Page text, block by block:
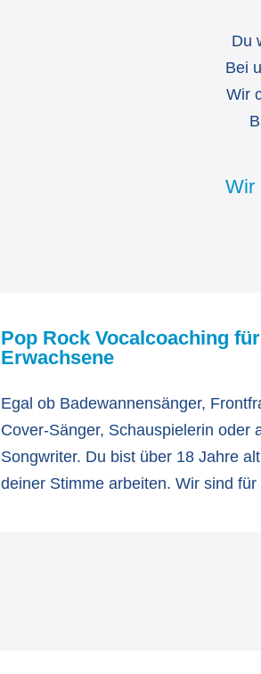
Du
Bei
Wir
Wir
Pop Rock Vocalcoaching
Erwachsene
Egal ob Badewannensänger,
Cover-Sänger, Schauspielerin oder
Songwriter. Du bist über 18 Jahre
deiner Stimme arbeiten. Wir sind für